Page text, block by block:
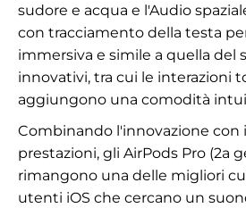
sudore e acqua e l'Audio
con tracciamento della testa
immersiva e simile a quella del
innovativi, tra cui le interazioni
aggiungono una comodità
Combinando l'innovazione con
prestazioni, gli AirPods Pro (2a
rimangono una delle migliori
utenti iOS che cercano un